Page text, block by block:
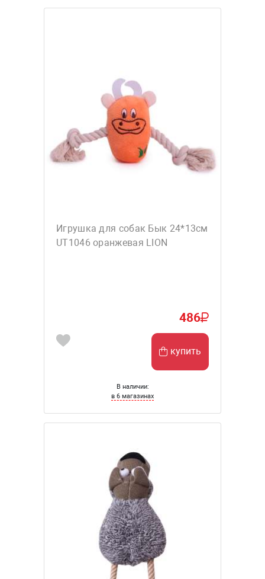
Игрушка для собак Бык 24*13см
UT1046 оранжевая LION
486
купить
В наличии:
в 6 магазинах